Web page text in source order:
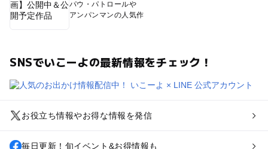
パウ・パトロールや
アンパンマンの人気作
SNSでいこーよの最新情報をチェック！
お役立ち情報やお得な情報を発信
毎日更新！旬イベント&お得情報も